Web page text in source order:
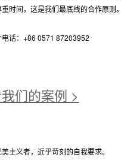
时间，这是我们最底线的合作原则。
话：+86 0571 87203952
们的案例 >
主义者，近乎苛刻的自我要求。